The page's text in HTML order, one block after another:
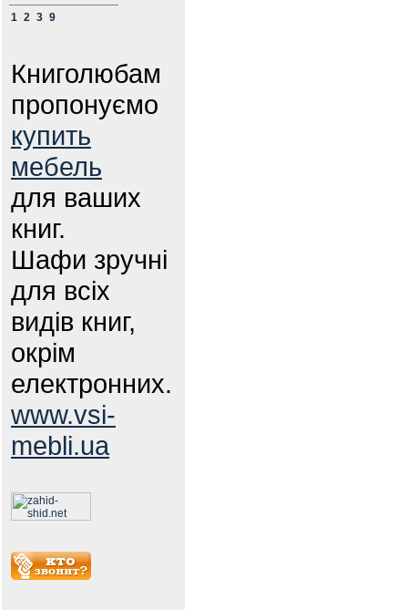
1 2 3 9
Книголюбам
пропонуємо
купить
мебель
для ваших
книг.
Шафи зручні
для всіх
видів книг,
окрім
електронних.
www.vsi-
mebli.ua